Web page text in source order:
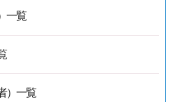
一覧
）一覧